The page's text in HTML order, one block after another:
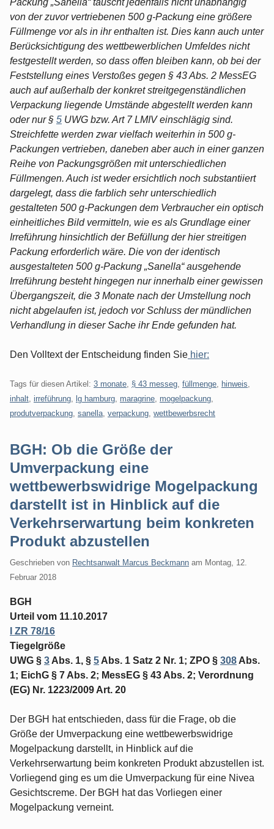
Packung „Sanella“ täuscht jedenfalls nicht unabhängig
von der zuvor vertriebenen 500 g-Packung eine größere
Füllmenge vor als in ihr enthalten ist. Dies kann auch unter
Berücksichtigung des wettbewerblichen Umfeldes nicht
festgestellt werden, so dass offen bleiben kann, ob bei der
Feststellung eines Verstoßes gegen § 43 Abs. 2 MessEG
auch auf außerhalb der konkret streitgegenständlichen
Verpackung liegende Umstände abgestellt werden kann
oder nur § 5 UWG bzw. Art 7 LMIV einschlägig sind.
Streichfette werden zwar vielfach weiterhin in 500 g-
Packungen vertrieben, daneben aber auch in einer ganzen
Reihe von Packungsgrößen mit unterschiedlichen
Füllmengen. Auch ist weder ersichtlich noch substantiiert
dargelegt, dass die farblich sehr unterschiedlich
gestalteten 500 g-Packungen dem Verbraucher ein optisch
einheitliches Bild vermitteln, wie es als Grundlage einer
Irreführung hinsichtlich der Befüllung der hier streitigen
Packung erforderlich wäre. Die von der identisch
ausgestalteten 500 g-Packung „Sanella“ ausgehende
Irreführung besteht hingegen nur innerhalb einer gewissen
Übergangszeit, die 3 Monate nach der Umstellung noch
nicht abgelaufen ist, jedoch vor Schluss der mündlichen
Verhandlung in dieser Sache ihr Ende gefunden hat.
Den Volltext der Entscheidung finden Sie hier:
Tags für diesen Artikel: 3 monate § 43 messeg füllmenge hinweis
inhalt irreführung lg hamburg maragrine mogelpackung
produtverpackung sanella verpackung wettbewerbsrecht
BGH: Ob die Größe der
Umverpackung eine
wettbewerbswidrige Mogelpackung
darstellt ist in Hinblick auf die
Verkehrserwartung beim konkreten
Produkt abzustellen
Geschrieben von Rechtsanwalt Marcus Beckmann am Montag, 12.
Februar 2018
BGH
Urteil vom 11.10.2017
I ZR 78/16
Tiegelgröße
UWG § 3 Abs. 1, § 5 Abs. 1 Satz 2 Nr. 1; ZPO § 308 Abs.
1; EichG § 7 Abs. 2; MessEG § 43 Abs. 2; Verordnung
(EG) Nr. 1223/2009 Art. 20
Der BGH hat entschieden, dass für die Frage, ob die
Größe der Umverpackung eine wettbewerbswidrige
Mogelpackung darstellt, in Hinblick auf die
Verkehrserwartung beim konkreten Produkt abzustellen ist.
Vorliegend ging es um die Umverpackung für eine Nivea
Gesichtscreme. Der BGH hat das Vorliegen einer
Mogelpackung verneint.